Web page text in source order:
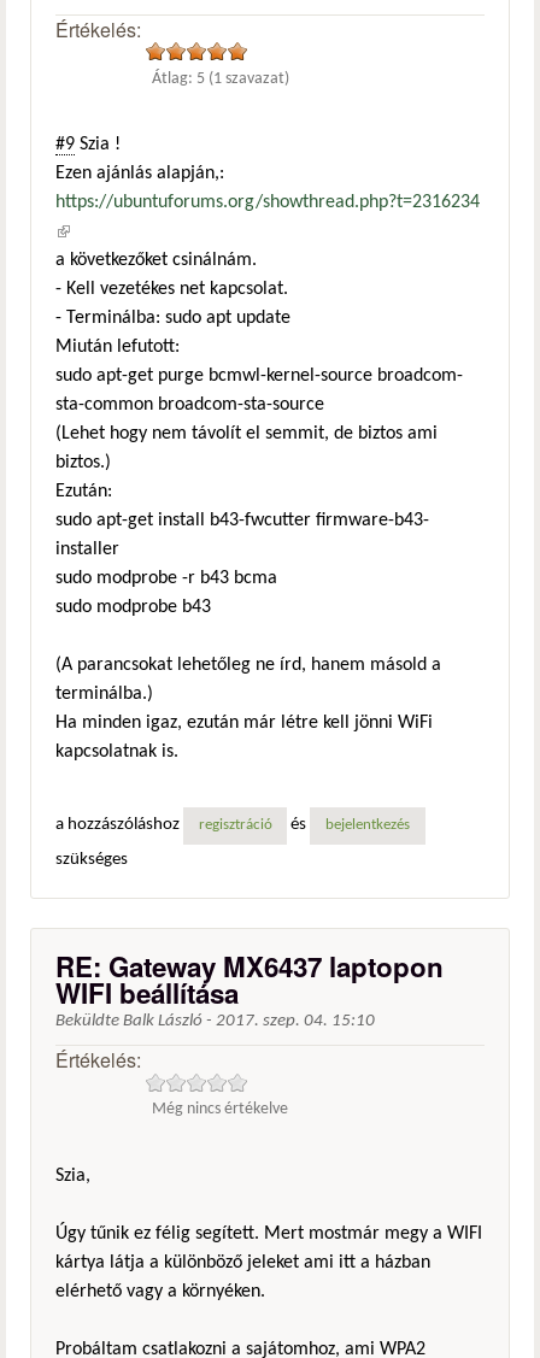
Értékelés:
Átlag: 5 (1 szavazat)
#9 Szia !
Ezen ajánlás alapján,:
https://ubuntuforums.org/showthread.php?t=2316234
(külső hivatkozás)
a következőket csinálnám.
- Kell vezetékes net kapcsolat.
- Terminálba: sudo apt update
Miután lefutott:
sudo apt-get purge bcmwl-kernel-source broadcom-
sta-common broadcom-sta-source
(Lehet hogy nem távolít el semmit, de biztos ami
biztos.)
Ezután:
sudo apt-get install b43-fwcutter firmware-b43-
installer
sudo modprobe -r b43 bcma
sudo modprobe b43
(A parancsokat lehetőleg ne írd, hanem másold a
terminálba.)
Ha minden igaz, ezután már létre kell jönni WiFi
kapcsolatnak is.
a hozzászóláshoz regisztráció és bejelentkezés
szükséges
RE: Gateway MX6437 laptopon
WIFI beállítása
Beküldte Balk László - 2017. szep. 04. 15:10
Értékelés:
Még nincs értékelve
Szia,
Úgy tűnik ez félig segített. Mert mostmár megy a WIFI
kártya látja a különböző jeleket ami itt a házban
elérhető vagy a környéken.
Probáltam csatlakozni a sajátomhoz, ami WPA2